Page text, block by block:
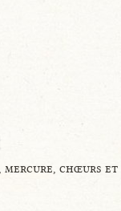
mercure, chœurs et